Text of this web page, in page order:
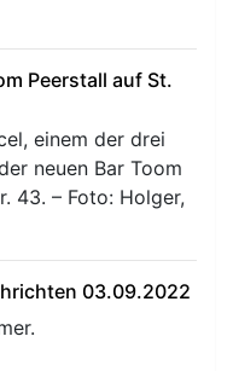
Peerstall auf St.
einem der drei
neuen Bar Toom
43. – Foto: Holger,
03.09.2022